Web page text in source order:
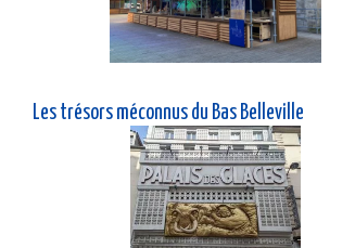
Les trésors méconnus du Bas Belleville